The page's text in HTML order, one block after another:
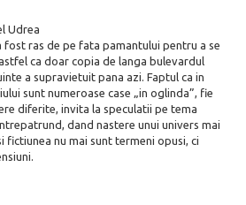
Udrea
fost ras de pe fata pamantului pentru a se
ca doar copia de langa bulevardul
a supravietuit pana azi. Faptul ca in
sunt numeroase case „in oglinda”, fie
diferite, invita la speculatii pe tema
dand nastere unui univers mai
fictiunea nu mai sunt termeni opusi, ci